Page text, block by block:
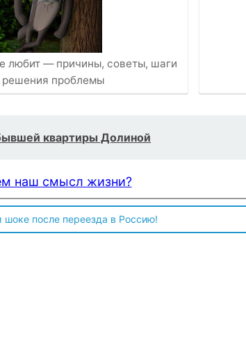
любит — причины, советы, шаги
решения проблемы
квартиры Долиной
наш смысл жизни?
шоке после переезда в Россию!
для ремонта техники в Угледаре